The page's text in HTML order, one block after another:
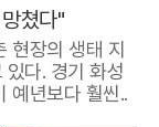
쳤다"
현장의 생태 지
다. 경기 화성
예년보다 훨씬..